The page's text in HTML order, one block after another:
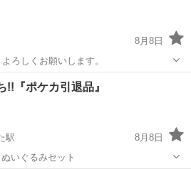
8月8日
ろしくお願いします。
その他
!!『ポケカ引退品』
駅
8月8日
いぐるみセット